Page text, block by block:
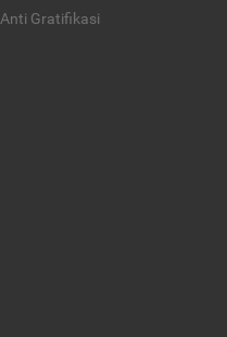
Anti Gratifikasi